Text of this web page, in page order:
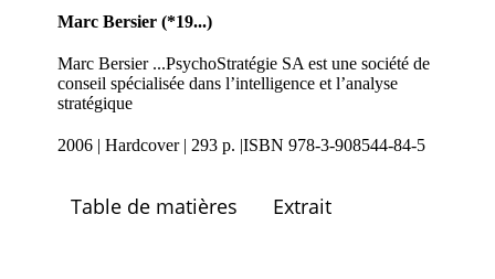
Marc Bersier (*19...)
Marc Bersier ...PsychoStratégie SA est une société de
conseil spécialisée dans l’intelligence et l’analyse
stratégique
2006 | Hardcover | 293 p. |ISBN 978-3-908544-84-5
Table de matières Extrait